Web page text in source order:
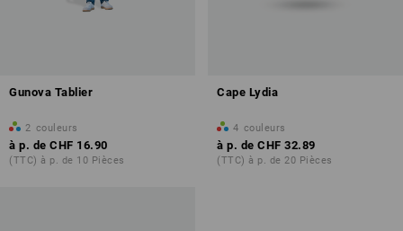
Gunova Tablier
2 couleurs
à p. de CHF 16.90
(TTC) à p. de 10 Pièces
Cape Lydia
4 couleurs
à p. de CHF 32.89
(TTC) à p. de 20 Pièces